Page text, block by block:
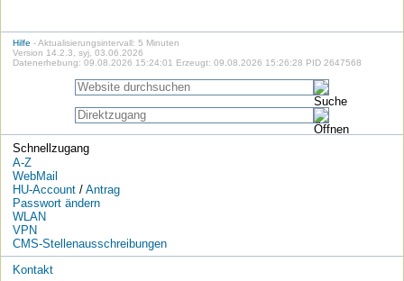
Hilfe - Aktualisierungsintervall: 5 Minuten
Version 14.2.3, syj, 03.06.2026
Datenerhebung: 09.08.2026 15:24:01 Erzeugt: 09.08.2026 15:26:28 PID 2647568
Schnellzugang
A-Z
WebMail
HU-Account/ Antrag
Passwort ändern
WLAN
VPN
CMS-Stellenausschreibungen
Kontakt